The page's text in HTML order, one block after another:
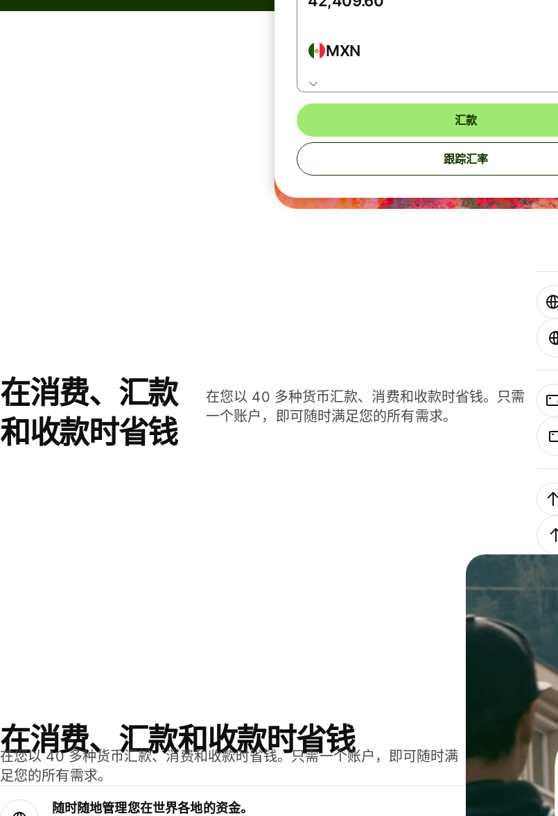
MXN
汇款
跟踪汇率
在消费、汇款
和收款时省钱
在您以 40 多种货币汇款、消费和收款时省钱。只需
一个账户，即可随时满足您的所有需求。
在消费、汇款和收款时省钱
在您以 40 多种货币汇款、消费和收款时省钱。只需一个账户，即可随时满
足您的所有需求。
随时随地管理您在世界各地的资金。